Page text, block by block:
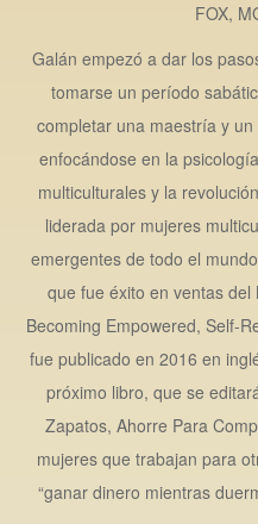
FOX,
Galán empezó a dar los
tomarse un período
completar una maestría y
enfocándose en la
multiculturales y la
liderada por mujeres
emergentes de todo el
que fue éxito en ventas del
Becoming Empowered, Self-
fue publicado en 2016 en
próximo libro, que se
Zapatos, Ahorre Para
mujeres que trabajan para
“ganar dinero mientras